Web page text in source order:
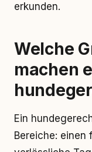
erkunden.
Welche
machen
Ein
Bereiche: einen